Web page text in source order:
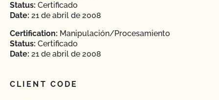
Status: Certificado
Date: 21 de abril de 2008
Certification: Manipulación/Procesamiento
Status: Certificado
Date: 21 de abril de 2008
CLIENT CODE